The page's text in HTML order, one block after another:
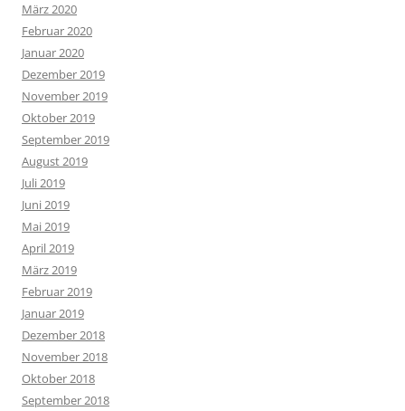
März 2020
Februar 2020
Januar 2020
Dezember 2019
November 2019
Oktober 2019
September 2019
August 2019
Juli 2019
Juni 2019
Mai 2019
April 2019
März 2019
Februar 2019
Januar 2019
Dezember 2018
November 2018
Oktober 2018
September 2018